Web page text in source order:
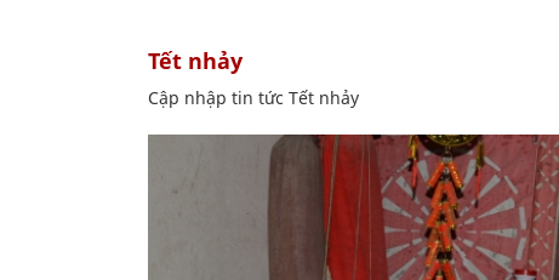
Tết nhảy
Cập nhập tin tức Tết nhảy